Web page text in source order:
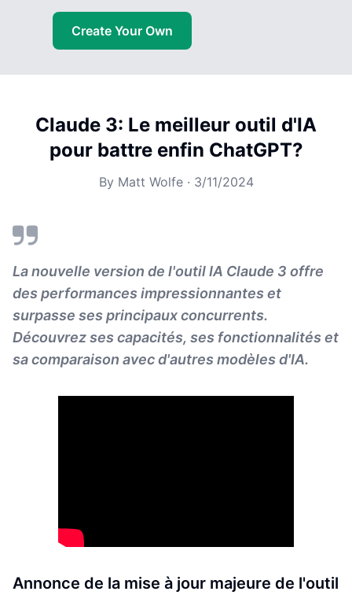
Create Your Own
Claude 3: Le meilleur outil d'IA
pour battre enfin ChatGPT?
By Matt Wolfe· 3/11/2024
La nouvelle version de l'outil IA Claude 3 offre
des performances impressionnantes et
surpasse ses principaux concurrents.
Découvrez ses capacités, ses fonctionnalités et
sa comparaison avec d'autres modèles d'IA.
Annonce de la mise à jour majeure de l'outil